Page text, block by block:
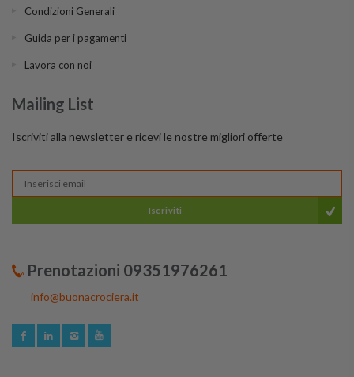
Condizioni Generali
Guida per i pagamenti
Lavora con noi
Mailing List
Iscriviti alla newsletter e ricevi le nostre migliori offerte
Iscriviti
Prenotazioni 09351976261
info@buonacrociera.it